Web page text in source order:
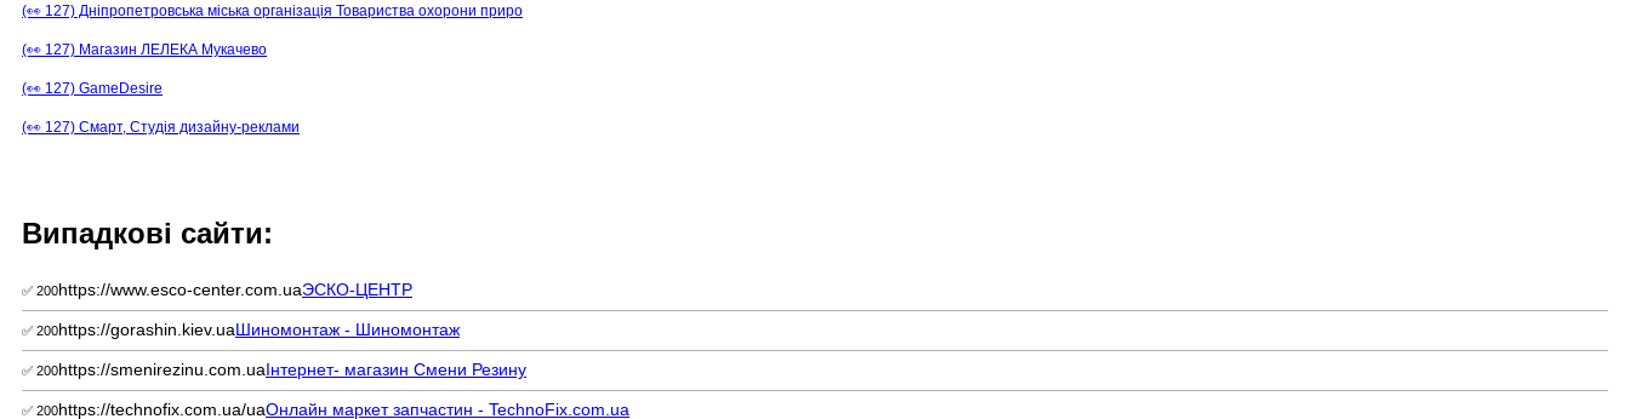
(👀 127) Дніпропетровська міська організація Товариства охорони приро
(👀 127) Магазин ЛЕЛЕКА Мукачево
(👀 127) GameDesire
(👀 127) Смарт, Студія дизайну-реклами
Випадкові сайти:
✅ 200https://www.esco-center.com.uaЭСКО-ЦЕНТР
✅ 200https://gorashin.kiev.uaШиномонтаж - Шиномонтаж
✅ 200https://smenirezinu.com.uaІнтернет- магазин Смени Резину
✅ 200https://technofix.com.ua/uaОнлайн маркет запчастин - TechnoFix.com.ua